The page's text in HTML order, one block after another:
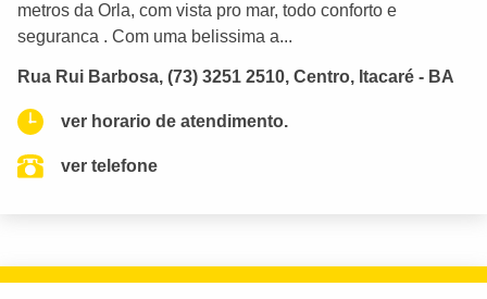
metros da Orla, com vista pro mar, todo conforto e
seguranca . Com uma belissima a...
Rua Rui Barbosa, (73) 3251 2510, Centro, Itacaré - BA
ver horario de atendimento.
ver telefone